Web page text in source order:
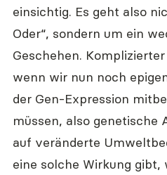
einsichtig. Es geht also
Oder“, sondern um ein
Geschehen.
wenn wir nun noch
der Gen-Expression
müssen, also genetische
auf veränderte
eine solche Wirkung gibt,